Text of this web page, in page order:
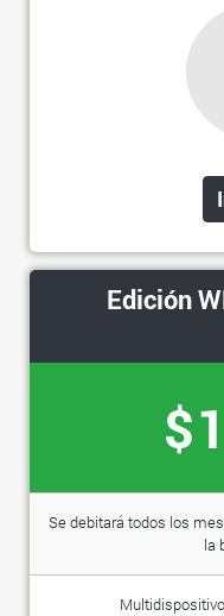
Edición
Se debitará todos los
la